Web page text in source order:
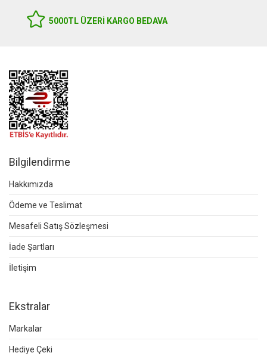
5000TL ÜZERI KARGO BEDAVA
Bilgilendirme
Hakkımızda
Ödeme ve Teslimat
Mesafeli Satış Sözleşmesi
İade Şartları
İletişim
Ekstralar
Markalar
Hediye Çeki